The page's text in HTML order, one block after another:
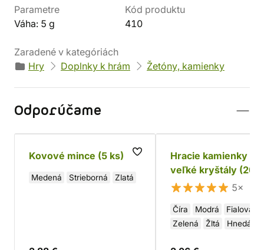
Parametre
Váha: 5 g
Kód produktu
410
Zaradené v kategóriách
Hry
Doplnky k hrám Žetóny, kamienky
Odporúčame
Kovové mince (5 ks)
Medená Strieborná Zlatá
Hracie kamienky -
veľké kryštály (20
5×
Číra Modrá
Fialová
Zelená
Žltá
Hnedá